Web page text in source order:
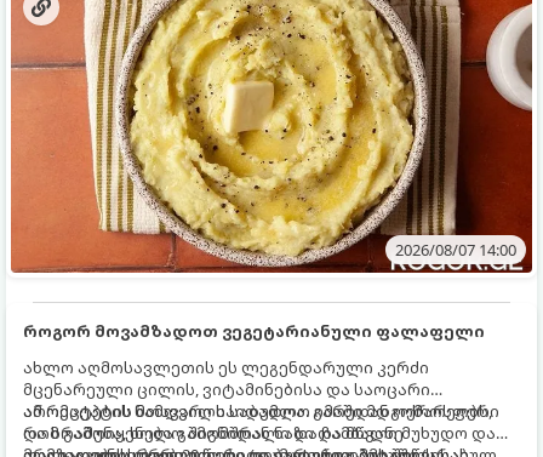
2026/08/07 14:00
როგორ მოვამზადოთ ვეგეტარიანული ფალაფელი
ახლო აღმოსავლეთის ეს ლეგენდარული კერძი
მცენარეული ცილის, ვიტამინებისა და საოცარი
არომატების ნამდვილი საბადოა. გარედან ოქროსფერი
და ხრაშუნა, ხოლო შიგნიდან ნაზი და მწვანე
ამ რეცეპტის მთავარი საიდუმლო იმაში მდგომარეობს,
რომ გამოიყენება გამომშრალი და ჩამბალი მუხუდო და